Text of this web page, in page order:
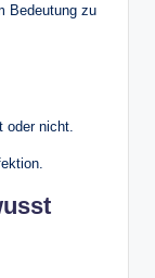
Bedeutung zu
nicht.